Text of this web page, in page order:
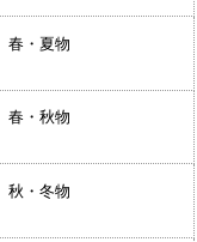
春・夏物
春・秋物
秋・冬物